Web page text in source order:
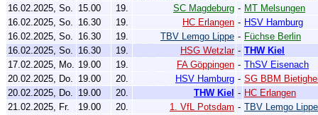
16.02.2025, So. 15.00 19. SC Magdeburg - MT Melsungen
16.02.2025, So. 16.30 19. HC Erlangen - HSV Hamburg
16.02.2025, So. 16.30 19. TBV Lemgo Lippe - Füchse Berlin
16.02.2025, So. 16.30 19. HSG Wetzlar - THW Kiel
17.02.2025, Mo. 19.00 19. FA Göppingen - ThSV Eisenach
20.02.2025, Do. 19.00 20. HSV Hamburg - SG BBM
20.02.2025, Do. 19.00 20. THW Kiel - HC Erlangen
21.02.2025, Fr.
19.00 20. 1. VfL Potsdam - TBV Lemgo Lippe